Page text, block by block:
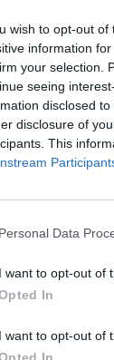
wish to opt-out
information
your selection.
seeing
disclosed
disclosure of
This
Personal Data
I want to opt-out of
In
I want to opt-out of